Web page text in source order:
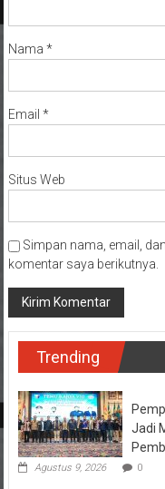
Nama *
Email *
Situs Web
Simpan nama, email,
komentar saya berikutnya.
Trending
Jadi
Agustus 9, 2026 0